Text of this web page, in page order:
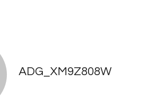
ADG_XM9Z808W